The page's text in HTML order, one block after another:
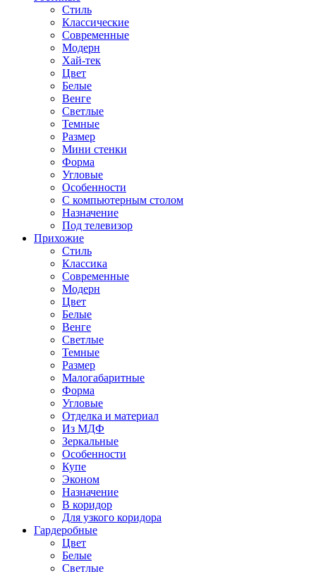
Стиль
Классические
Современные
Модерн
Хай-тек
Цвет
Белые
Венге
Светлые
Темные
Размер
Мини стенки
Форма
Угловые
Особенности
С компьютерным столом
Назначение
Под телевизор
Прихожие
Стиль
Классика
Современные
Модерн
Цвет
Белые
Венге
Светлые
Темные
Размер
Малогабаритные
Форма
Угловые
Отделка и материал
Из МДФ
Зеркальные
Особенности
Купе
Эконом
Назначение
В коридор
Для узкого коридора
Гардеробные
Цвет
Белые
Светлые